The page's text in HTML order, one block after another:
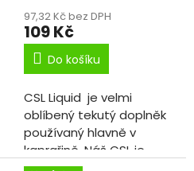
97,32 Kč bez DPH
109 Kč
Do košíku
CSL Liquid je velmi
oblíbený tekutý doplněk
používaný hlavně v
kaprařině. Náš CSL je